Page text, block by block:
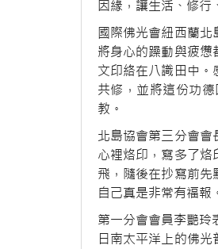
因緣，讓生活、修行
國際佛光會紐西蘭北
將身心的躁動與疲
文印絡在八識田中
共修，並將這份功
教。
北島協會第三分會
心裡烙印，寫多了
飛，隨後在抄寫前先
自己真是非常有福報
第一分會會員李艷玲
日南太平洋上的佛